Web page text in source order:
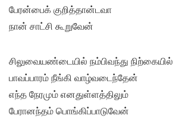
பேரன்பைக் குறித்தான்டவா
நான் சாட்சி கூறுவேன்
சிலுவையண்டையில் நம்பிவந்து நிற்கையில்
பாவப்பாரம் நீங்கி வாழ்வடைந்தேன்
எந்த நேரமும் எனதுள்ளத்திலும்
பேரானந்தம் பொங்கிப்பாடுவேன்